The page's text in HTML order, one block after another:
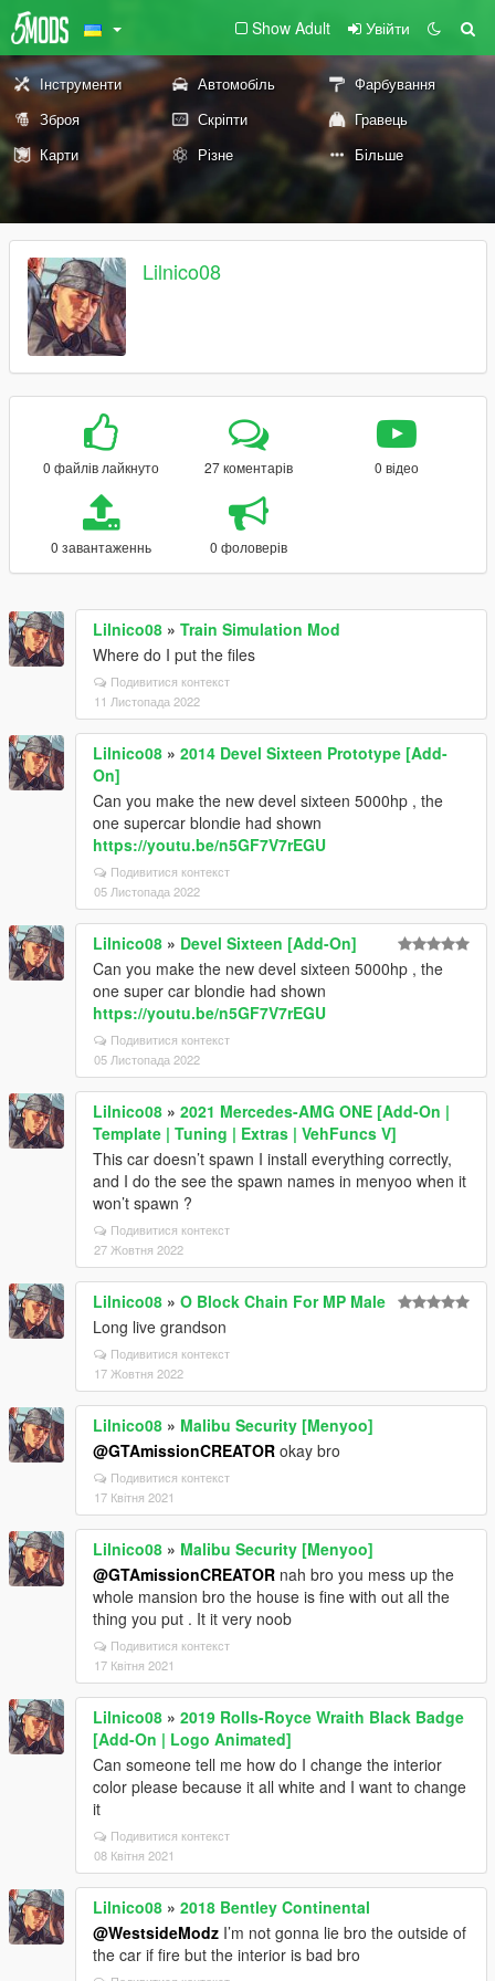
Show Adult Увійти
Інструменти Автомобіль
Фарбування
Зброя
Скріпти
Гравець
Карти
Різне Більше
Lilnico08
0 файлів лайкнуто 27 коментарів 0 відео
0 завантаженнь 0 фоловерів
Lilnico08 » Train Simulation Mod
Where do I put the files
Подивитися контекст
11 Листопада 2022
Lilnico08 » 2014 Devel Sixteen Prototype [Add-
On]
Can you make the new devel sixteen 5000hp , the
one supercar blondie had shown
https://youtu.be/n5GF7V7rEGU
Подивитися контекст
05 Листопада 2022
Lilnico08 » Devel Sixteen [Add-On]
Can you make the new devel sixteen 5000hp , the
one super car blondie had shown
https://youtu.be/n5GF7V7rEGU
Подивитися контекст
05 Листопада 2022
Lilnico08 » 2021 Mercedes-AMG ONE [Add-On |
Template | Tuning | Extras | VehFuncs V]
This car doesn’t spawn I install everything correctly,
and I do the see the spawn names in menyoo when it
won’t spawn ?
Подивитися контекст
27 Жовтня 2022
Lilnico08 » O Block Chain For MP Male
Long live grandson
Подивитися контекст
17 Жовтня 2022
Lilnico08 » Malibu Security [Menyoo]
@GTAmissionCREATOR okay bro
Подивитися контекст
17 Квітня 2021
Lilnico08 » Malibu Security [Menyoo]
@GTAmissionCREATOR nah bro you mess up the
whole mansion bro the house is fine with out all the
thing you put . It it very noob
Подивитися контекст
17 Квітня 2021
Lilnico08 » 2019 Rolls-Royce Wraith Black Badge
[Add-On | Logo Animated]
Can someone tell me how do I change the interior
color please because it all white and I want to change
it
Подивитися контекст
08 Квітня 2021
Lilnico08 » 2018 Bentley Continental
@WestsideModz I’m not gonna lie bro the outside of
the car if fire but the interior is bad bro